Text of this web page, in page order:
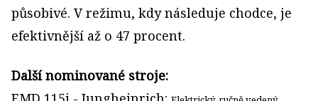
působivé. V režimu, kdy následuje chodce, je
efektivnější až o 47 procent.
Další nominované stroje: